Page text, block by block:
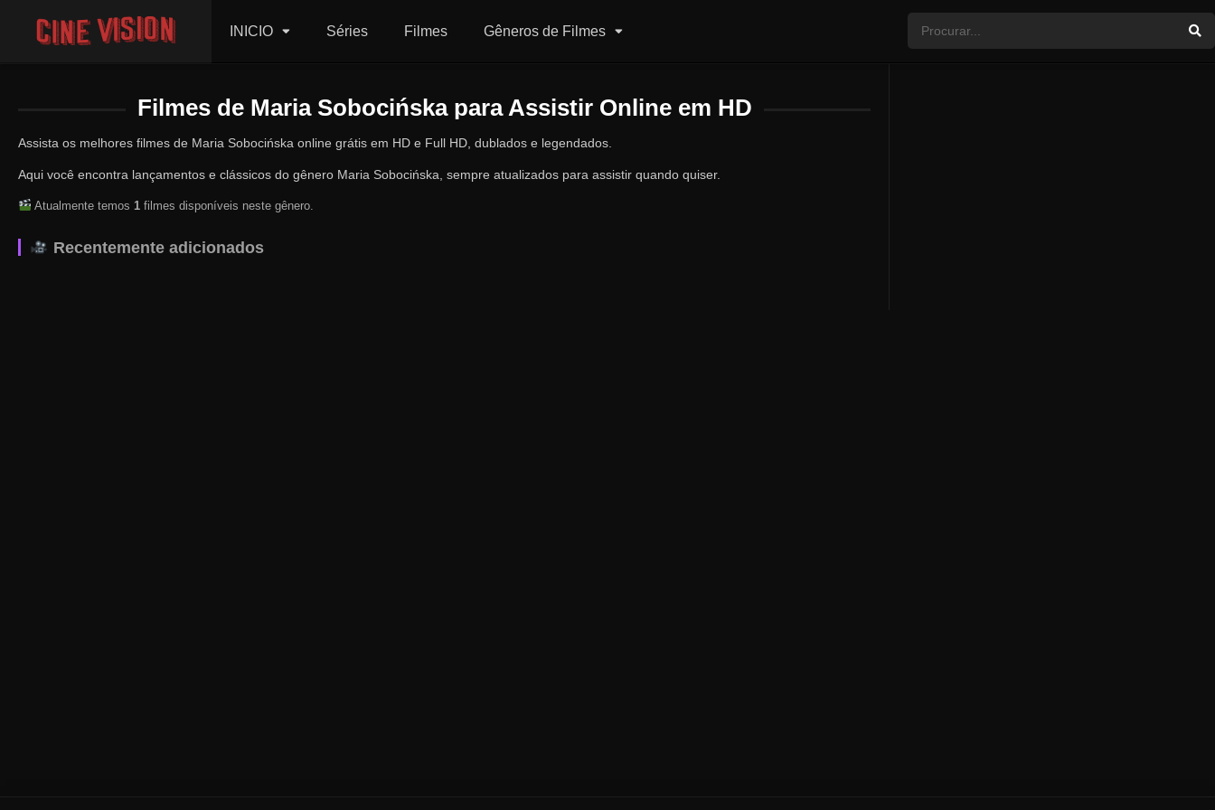
INICIO Séries Filmes Gêneros de Filmes
Filmes de Maria Sobocińska para Assistir Online em HD
Assista os melhores filmes de Maria Sobocińska online grátis em HD e Full HD, dublados e legendados.
Aqui você encontra lançamentos e clássicos do gênero Maria Sobocińska, sempre atualizados para assistir quando quiser.
Atualmente temos 1filmes disponíveis neste gênero.
Recentemente adicionados